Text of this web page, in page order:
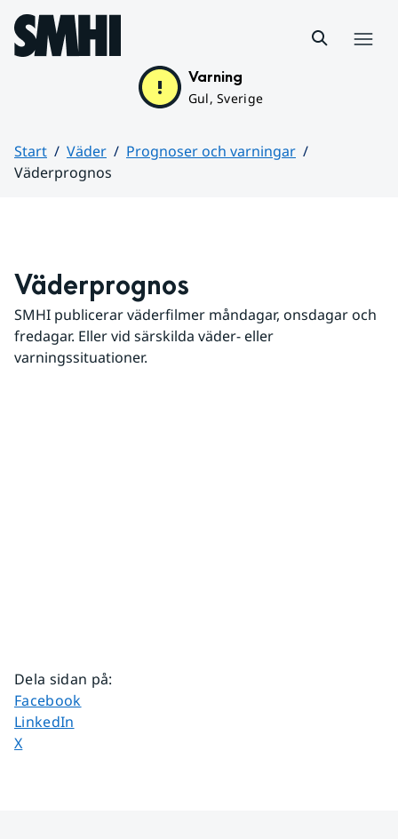
Hoppa till sidans innehåll
Varning
Gul, Sverige
Start Väder
Prognoser och varningar
Väderprognos
Väderprognos
SMHI publicerar väderfilmer måndagar, onsdagar och
fredagar. Eller vid särskilda väder- eller
varningssituationer.
Dela sidan på:
Dela sidan på
Facebook
Dela sidan på
LinkedIn
Dela sidan på
X